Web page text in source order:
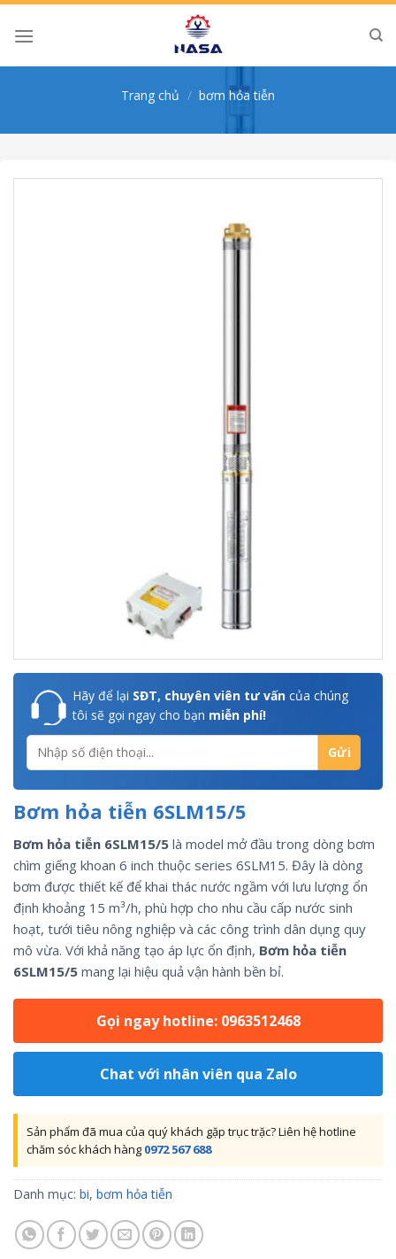
Skip
Trang chủ / bơm hỏa tiễn
Hãy để lại SĐT, chuyên viên tư vấn của chúng
tôi sẽ gọi ngay cho bạn miễn phí!
Bơm hỏa tiễn 6SLM15/5
Bơm hỏa tiễn 6SLM15/5 là model mở đầu trong dòng bơm
chìm giếng khoan 6 inch thuộc series 6SLM15. Đây là dòng
bơm được thiết kế để khai thác nước ngầm với lưu lượng ổn
định khoảng 15 m³/h, phù hợp cho nhu cầu cấp nước sinh
hoạt, tưới tiêu nông nghiệp và các công trình dân dụng quy
mô vừa. Với khả năng tạo áp lực ổn định, Bơm hỏa tiễn
6SLM15/5 mang lại hiệu quả vận hành bền bỉ.
Gọi ngay hotline: 0963512468
Chat với nhân viên qua Zalo
Sản phẩm đã mua của quý khách gặp trục trặc? Liên hệ hotline
chăm sóc khách hàng 0972 567 688
Danh mục: bi, bơm hỏa tiễn